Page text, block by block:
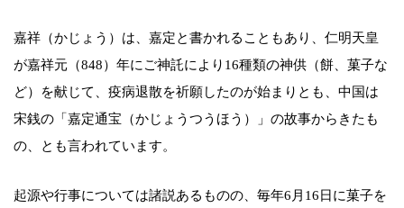
嘉祥（かじょう）は、嘉定と書かれることもあり、仁明天皇
が嘉祥元（848）年にご神託により16種類の神供（餅、菓子な
ど）を献じて、疫病退散を祈願したのが始まりとも、中国は
宋銭の「嘉定通宝（かじょうつうほう）」の故事からきたも
の、とも言われています。
起源や行事については諸説あるものの、毎年6月16日に菓子を